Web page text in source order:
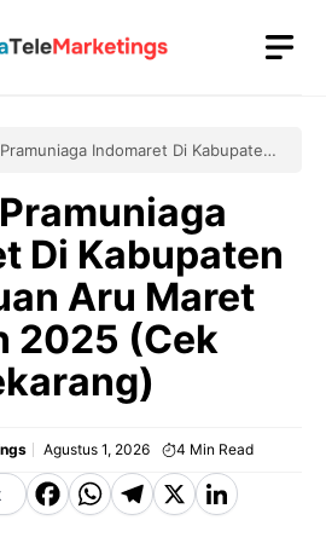
Indomaret Di Kabupaten
Di Kabupaten
Aru Maret
2025 (Cek
Agustus 1, 2026 4 Min Read
F WT X Li